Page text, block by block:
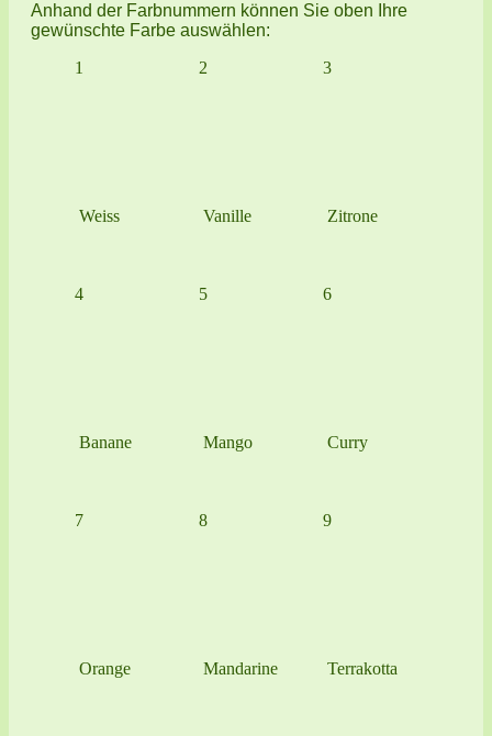
Anhand der Farbnummern können Sie oben Ihre
gewünschte Farbe auswählen:
1
Weiss
2
Vanille
3
Zitrone
4
Banane
5
Mango
6
Curry
7
Orange
8
Mandarine
9
Terrakotta